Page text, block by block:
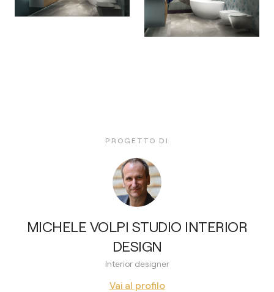
PROGETTO DI
MICHELE VOLPI STUDIO INTERIOR
DESIGN
Interior designer
Vai al profilo